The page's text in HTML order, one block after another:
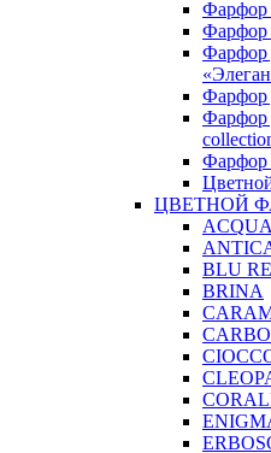
Фарфор
Фарфор
Фарфор
Фарфор
Фарфор
Фарфор
ЦВЕТНОЙ
BLU
BRINA